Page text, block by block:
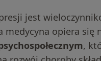
jest
medycyna opiera się
,